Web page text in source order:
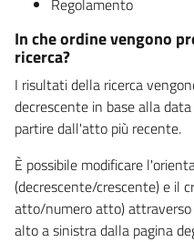
Regolamento
In che ordine vengono
ricerca?
I risultati della ricerca
decrescente in base alla
partire dall'atto più recente.
È possibile modificare
(decrescente/crescente) e il
atto/numero atto)
alto a sinistra dalla pagina